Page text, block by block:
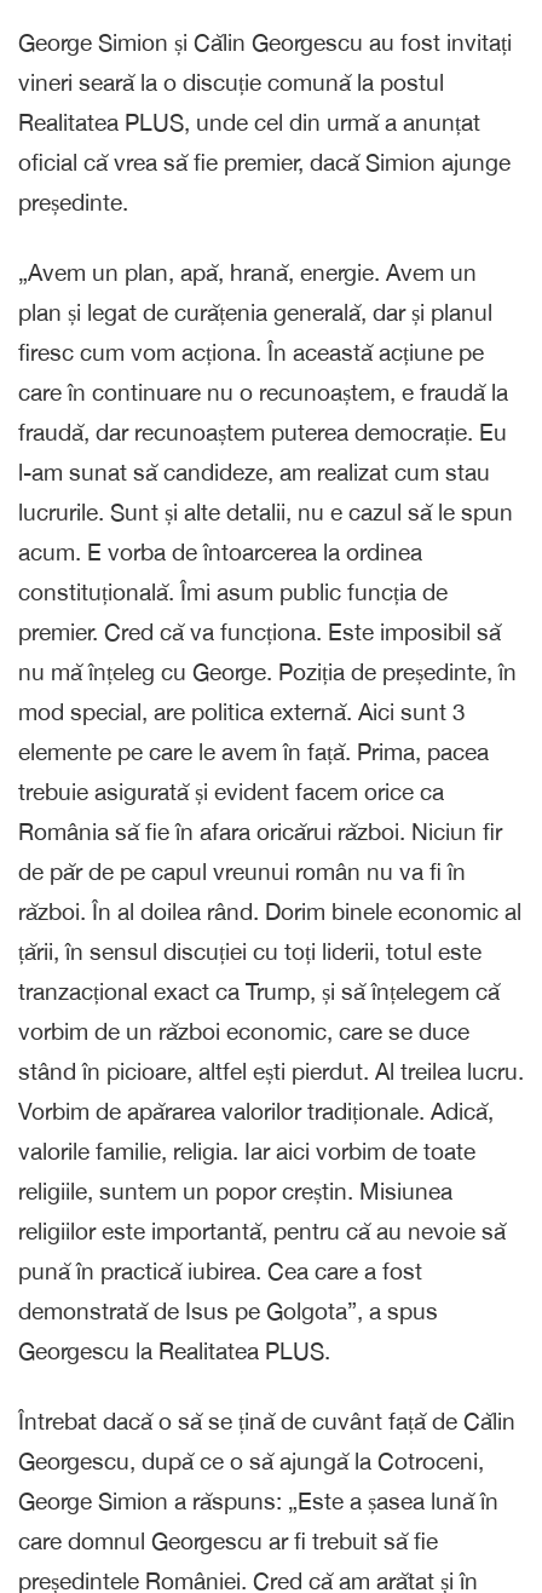
George Simion și Călin Georgescu au fost invitați
vineri seară la o discuție comună la postul
Realitatea PLUS, unde cel din urmă a anunțat
oficial că vrea să fie premier, dacă Simion ajunge
președinte.
„Avem un plan, apă, hrană, energie. Avem un
plan și legat de curățenia generală, dar și planul
firesc cum vom acționa. În această acțiune pe
care în continuare nu o recunoaștem, e fraudă la
fraudă, dar recunoaștem puterea democrație. Eu
l-am sunat să candideze, am realizat cum stau
lucrurile. Sunt și alte detalii, nu e cazul să le spun
acum. E vorba de întoarcerea la ordinea
constituțională. Îmi asum public funcția de
premier. Cred că va funcționa. Este imposibil să
nu mă înțeleg cu George. Poziția de președinte, în
mod special, are politica externă. Aici sunt 3
elemente pe care le avem în față. Prima, pacea
trebuie asigurată și evident facem orice ca
România să fie în afara oricărui război. Niciun fir
de păr de pe capul vreunui român nu va fi în
război. În al doilea rând. Dorim binele economic al
țării, în sensul discuției cu toți liderii, totul este
tranzacțional exact ca Trump, și să înțelegem că
vorbim de un război economic, care se duce
stând în picioare, altfel ești pierdut. Al treilea lucru.
Vorbim de apărarea valorilor tradiționale. Adică,
valorile familie, religia. Iar aici vorbim de toate
religiile, suntem un popor creștin. Misiunea
religiilor este importantă, pentru că au nevoie să
pună în practică iubirea. Cea care a fost
demonstrată de Isus pe Golgota”, a spus
Georgescu la Realitatea PLUS.
Întrebat dacă o să se țină de cuvânt față de Călin
Georgescu, după ce o să ajungă la Cotroceni,
George Simion a răspuns: „Este a șasea lună în
care domnul Georgescu ar fi trebuit să fie
președintele României. Cred că am arătat și în